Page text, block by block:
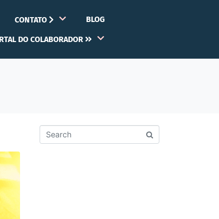
CONTATO BLOG
DO COLABORADOR